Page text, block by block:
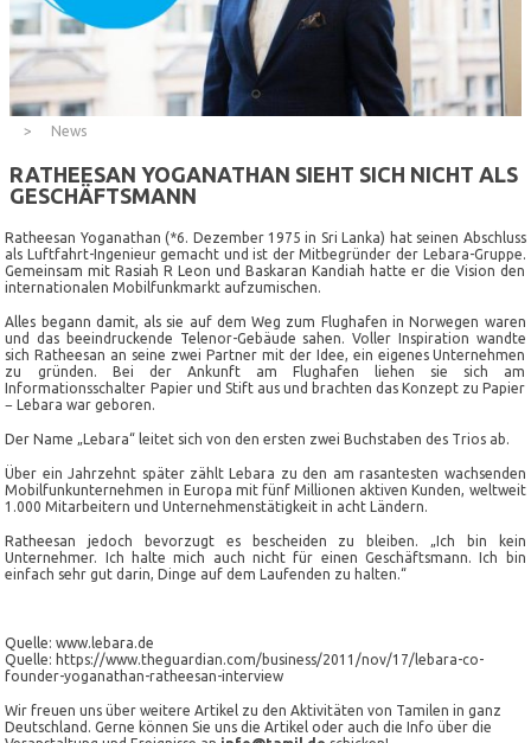
News
RATHEESAN YOGANATHAN SIEHT SICH NICHT ALS
GESCHÄFTSMANN
Ratheesan Yoganathan (*6. Dezember 1975 in Sri Lanka) hat seinen Abschluss
als Luftfahrt-Ingenieur gemacht und ist der Mitbegründer der Lebara-Gruppe.
Gemeinsam mit Rasiah R Leon und Baskaran Kandiah hatte er die Vision den
internationalen Mobilfunkmarkt aufzumischen.
Alles begann damit, als sie auf dem Weg zum Flughafen in Norwegen waren
und das beeindruckende Telenor-Gebäude sahen. Voller Inspiration wandte
sich Ratheesan an seine zwei Partner mit der Idee, ein eigenes Unternehmen
zu gründen. Bei der Ankunft am Flughafen liehen sie sich am
Informationsschalter Papier und Stift aus und brachten das Konzept zu Papier
− Lebara war geboren.
Der Name „Lebara“ leitet sich von den ersten zwei Buchstaben des Trios ab.
Über ein Jahrzehnt später zählt Lebara zu den am rasantesten wachsenden
Mobilfunkunternehmen in Europa mit fünf Millionen aktiven Kunden, weltweit
1.000 Mitarbeitern und Unternehmenstätigkeit in acht Ländern.
Ratheesan jedoch bevorzugt es bescheiden zu bleiben. „Ich bin kein
Unternehmer. Ich halte mich auch nicht für einen Geschäftsmann. Ich bin
einfach sehr gut darin, Dinge auf dem Laufenden zu halten.“
Quelle: www.lebara.de
Quelle: https://www.theguardian.com/business/2011/nov/17/lebara-co-
founder-yoganathan-ratheesan-interview
Wir freuen uns über weitere Artikel zu den Aktivitäten von Tamilen in ganz
Deutschland. Gerne können Sie uns die Artikel oder auch die Info über die